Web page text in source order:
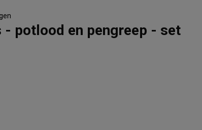
- potlood en pengreep - set